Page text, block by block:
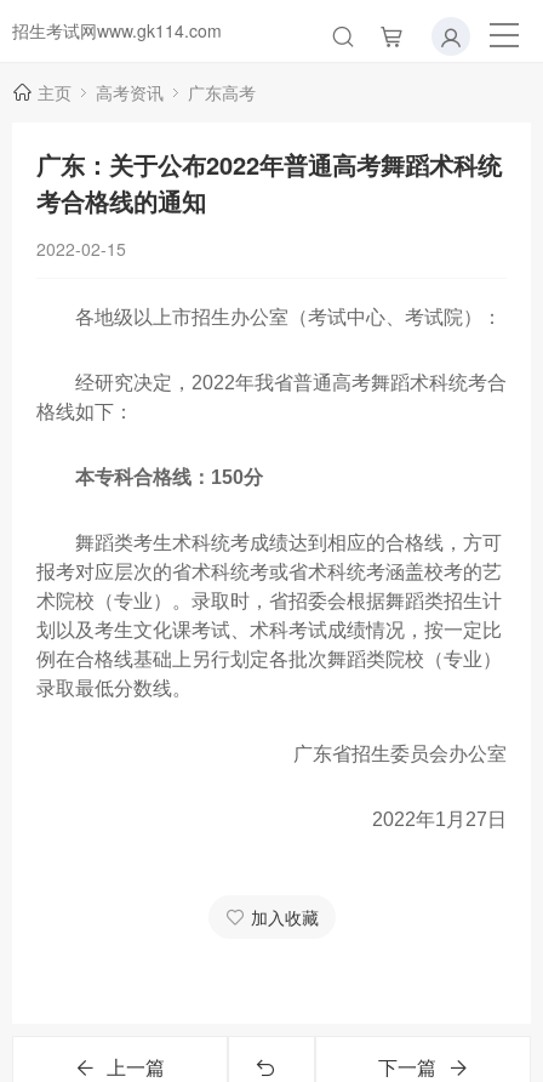
招生考试网www.gk114.com
主页 高考资讯 广东高考
广东：关于公布2022年普通高考舞蹈术科统
考合格线的通知
2022-02-15
各地级以上市招生办公室（考试中心、考试院）：
经研究决定，2022年我省普通高考舞蹈术科统考合
格线如下：
本专科合格线：150分
舞蹈类考生术科统考成绩达到相应的合格线，方可
报考对应层次的省术科统考或省术科统考涵盖校考的艺
术院校（专业）。录取时，省招委会根据舞蹈类招生计
划以及考生文化课考试、术科考试成绩情况，按一定比
例在合格线基础上另行划定各批次舞蹈类院校（专业）
录取最低分数线。
广东省招生委员会办公室
2022年1月27日
加入收藏
上一篇 下一篇